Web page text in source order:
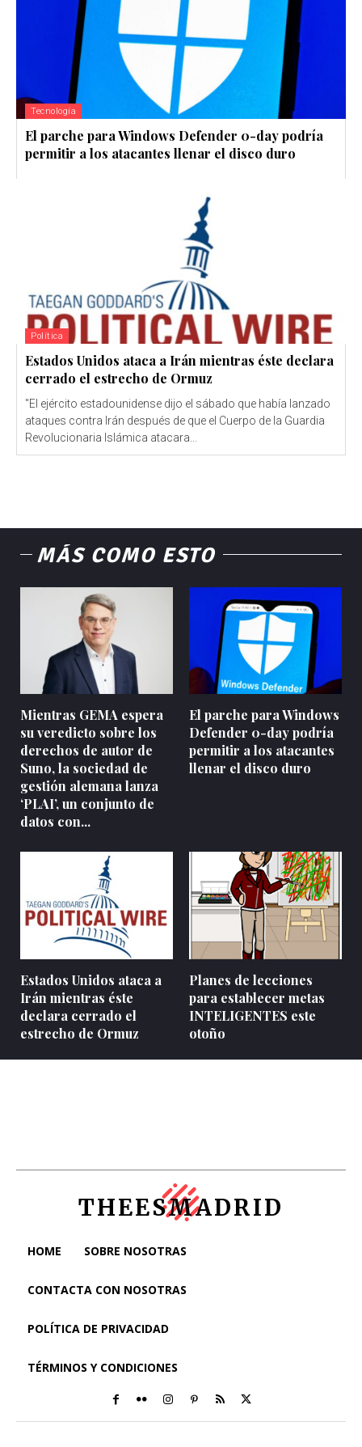
Tecnología
El parche para Windows Defender 0-day podría
permitir a los atacantes llenar el disco duro
Política
Estados Unidos ataca a Irán mientras éste declara
cerrado el estrecho de Ormuz
"El ejército estadounidense dijo el sábado que había lanzado
ataques contra Irán después de que el Cuerpo de la Guardia
Revolucionaria Islámica atacara...
MÁS COMO ESTO
Mientras GEMA espera
su veredicto sobre los
derechos de autor de
Suno, la sociedad de
gestión alemana lanza
‘PLAI’, un conjunto de
datos con...
El parche para Windows
Defender 0-day podría
permitir a los atacantes
llenar el disco duro
Estados Unidos ataca a
Irán mientras éste
declara cerrado el
estrecho de Ormuz
Planes de lecciones
para establecer metas
INTELIGENTES este
otoño
THEESMADRID
HOME SOBRE NOSOTRAS
CONTACTA CON NOSOTRAS
POLÍTICA DE PRIVACIDAD
TÉRMINOS Y CONDICIONES